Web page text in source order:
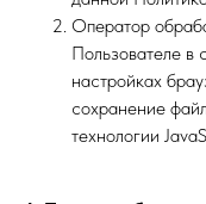
Оператор
Пользователе в
настройках
сохранение
технологии